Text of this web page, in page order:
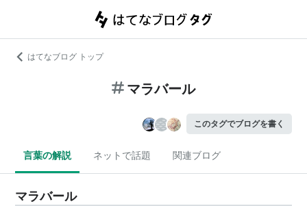
はてなブログ トップ
マラバール
このタグでブログを書く
言葉の解説 ネットで話題 関連ブログ
マラバール